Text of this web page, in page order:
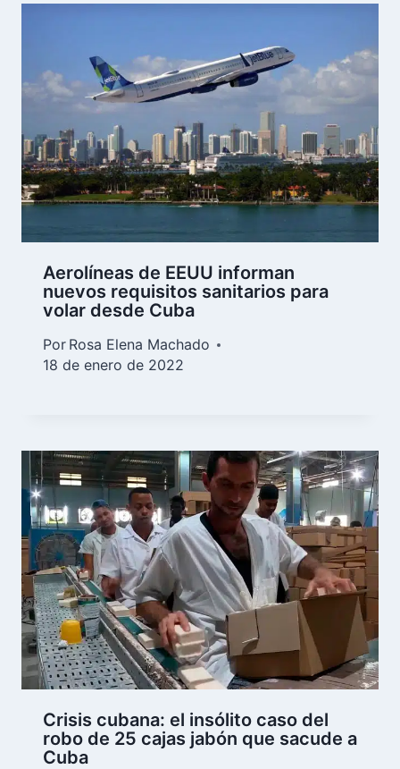
Aerolíneas de EEUU informan
nuevos requisitos sanitarios para
volar desde Cuba
Por Rosa Elena Machado
18 de enero de 2022
Crisis cubana: el insólito caso del
robo de 25 cajas jabón que sacude a
Cuba